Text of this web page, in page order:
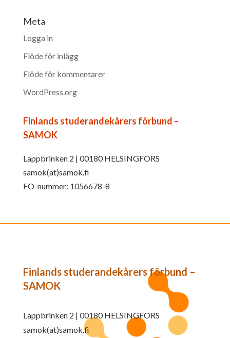
Meta
Logga in
Flöde för inlägg
Flöde för kommentarer
WordPress.org
Finlands studerandekårers förbund –
SAMOK
Lappbrinken 2 | 00180 HELSINGFORS
samok(at)samok.fi
FO-nummer: 1056678-8
Finlands studerandekårers förbund –
SAMOK
Lappbrinken 2 | 00180 HELSINGFORS
samok(at)samok.fi